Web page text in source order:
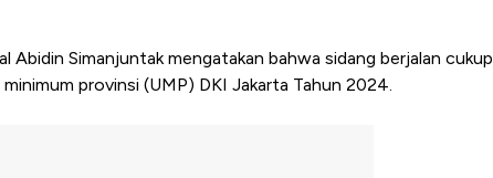
Abidin Simanjuntak mengatakan bahwa sidang berjalan cukup
provinsi (UMP) DKI Jakarta Tahun 2024.